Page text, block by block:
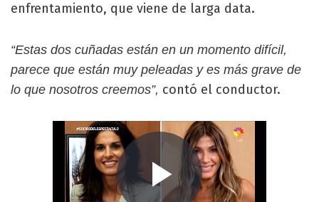
enfrentamiento, que viene de larga data.
“Estas dos cuñadas están en un momento difícil,
parece que están muy peleadas y es más grave de
lo que nosotros creemos”, contó el conductor.